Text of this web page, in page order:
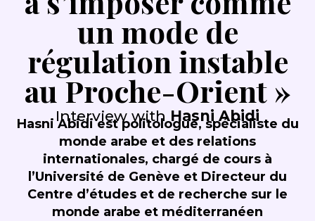
un mode de
régulation instable
au Proche-Orient »
Interview with Hasni Abidi
Hasni Abidi est politologue, spécialiste du
monde arabe et des relations
internationales, chargé de cours à
l’Université de Genève et Directeur du
Centre d’études et de recherche sur le
monde arabe et méditerranéen